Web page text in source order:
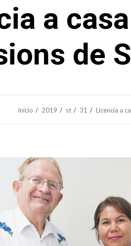
a
de
Inicio 2019 st 31 Licencia a